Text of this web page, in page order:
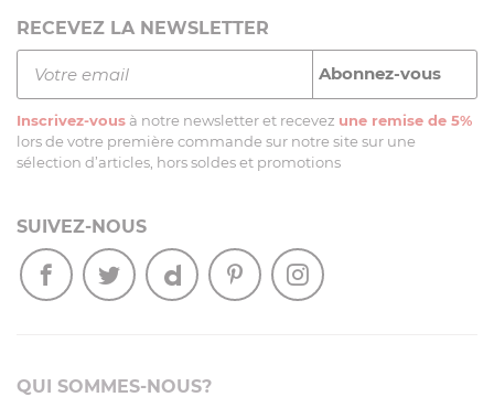
RECEVEZ LA NEWSLETTER
Inscrivez-vous à notre newsletter et recevez une remise de 5%
lors de votre première commande sur notre site sur une
sélection d’articles, hors soldes et promotions
SUIVEZ-NOUS
QUI SOMMES-NOUS?